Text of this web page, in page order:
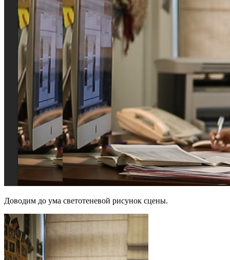
Доводим до ума светотеневой рисунок сцены.